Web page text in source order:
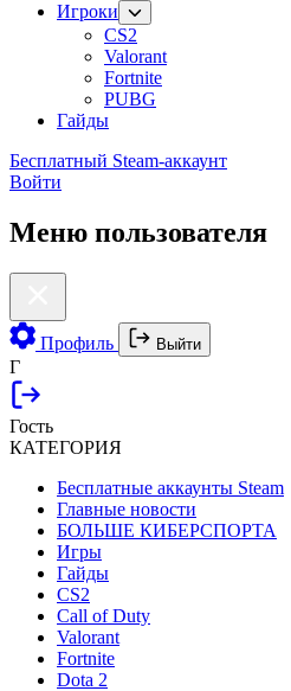
Игроки
CS2
Valorant
Fortnite
PUBG
Гайды
Бесплатный Steam-аккаунт
Войти
Меню пользователя
Профиль Выйти
Г
Гость
КАТЕГОРИЯ
Бесплатные аккаунты Steam
Главные новости
БОЛЬШЕ КИБЕРСПОРТА
Игры
Гайды
CS2
Call of Duty
Valorant
Fortnite
Dota 2